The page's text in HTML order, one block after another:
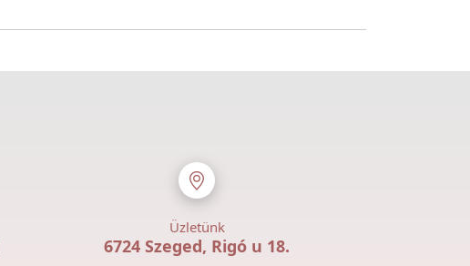
Üzletünk
6724 Szeged, Rigó u 18.